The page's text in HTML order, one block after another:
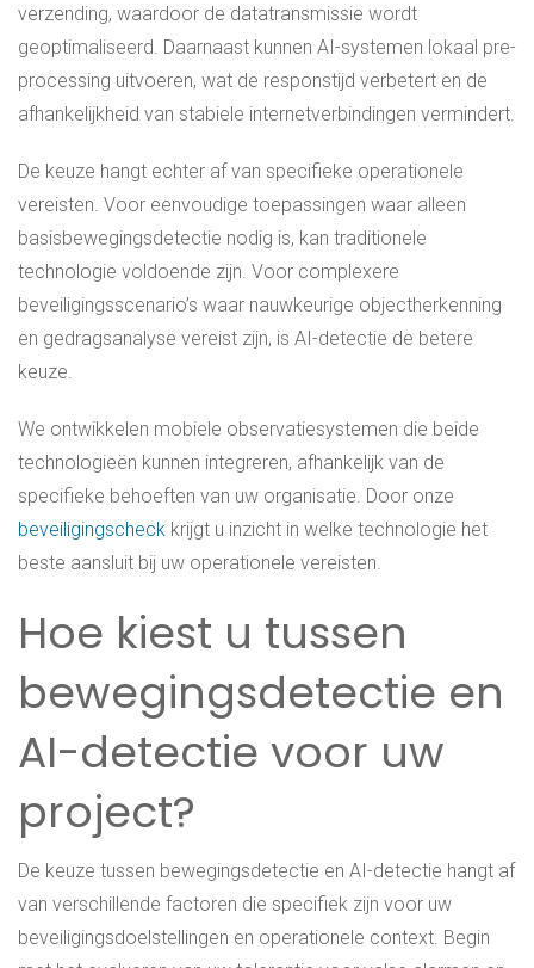
verzending, waardoor de datatransmissie wordt
geoptimaliseerd. Daarnaast kunnen AI-systemen lokaal pre-
processing uitvoeren, wat de responstijd verbetert en de
afhankelijkheid van stabiele internetverbindingen vermindert.
De keuze hangt echter af van specifieke operationele
vereisten. Voor eenvoudige toepassingen waar alleen
basisbewegingsdetectie nodig is, kan traditionele
technologie voldoende zijn. Voor complexere
beveiligingsscenario’s waar nauwkeurige objectherkenning
en gedragsanalyse vereist zijn, is AI-detectie de betere
keuze.
We ontwikkelen mobiele observatiesystemen die beide
technologieën kunnen integreren, afhankelijk van de
specifieke behoeften van uw organisatie. Door onze
beveiligingscheck krijgt u inzicht in welke technologie het
beste aansluit bij uw operationele vereisten.
Hoe kiest u tussen
bewegingsdetectie en
AI-detectie voor uw
project?
De keuze tussen bewegingsdetectie en AI-detectie hangt af
van verschillende factoren die specifiek zijn voor uw
beveiligingsdoelstellingen en operationele context. Begin